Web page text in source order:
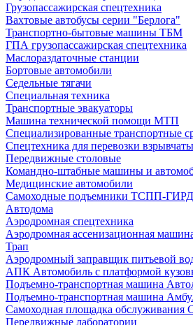
Грузопассажирская спецтехника
Вахтовые автобусы серии "Берлога"
Транспортно-бытовые машины ТБМ
ГПА грузопассажирская спецтехника
Маслораздаточные станции
Бортовые автомобили
Седельные тягачи
Специальная техника
Транспортные эвакуаторы
Машина технической помощи МТП
Специализированные транспортные
Спецтехника для перевозки
Передвижные столовые
Командно-штабные машины и
Медицинские автомобили
Самоходные подъемники ТСПП-ГИРД
Автодома
Аэродромная спецтехника
Аэродромная ассенизационная
Трап
Аэродромный заправщик питьевой
АПК Автомобиль с платформой
Подъемно-транспортная машина
Подъемно-транспортная машина
Самоходная площадка обслуживания
Передвижные лаборатории